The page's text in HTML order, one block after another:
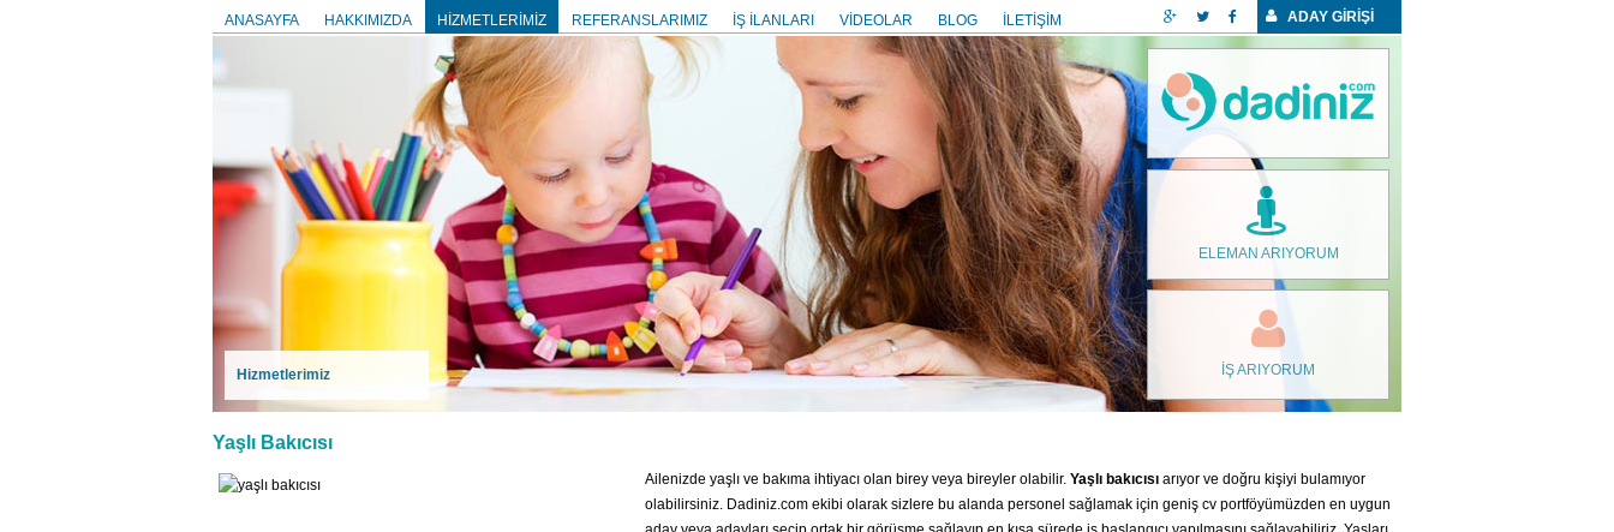
ADAY GİRİŞİ
ANASAYFA HAKKIMIZDA HİZMETLERİMİZ REFERANSLARIMIZ İŞ İLANLARI VİDEOLAR BLOG İLETİŞİM
ELEMAN ARIYORUM
İŞ ARIYORUM
Hizmetlerimiz
Yaşlı Bakıcısı
Ailenizde yaşlı ve bakıma ihtiyacı olan birey veya bireyler olabilir. Yaşlı bakıcısı arıyor ve doğru kişiyi bulamıyor
olabilirsiniz. Dadiniz.com ekibi olarak sizlere bu alanda personel sağlamak için geniş cv portföyümüzden en uygun